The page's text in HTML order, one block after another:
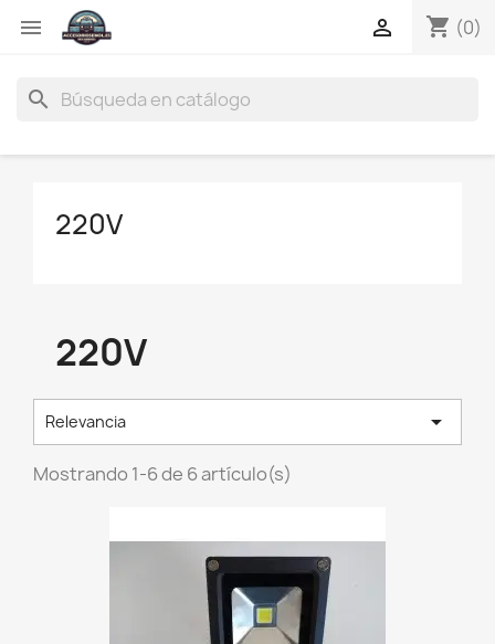
 shopping_cart (0)

search
220V
220V
Relevancia 
Mostrando 1-6 de 6 artículo(s)